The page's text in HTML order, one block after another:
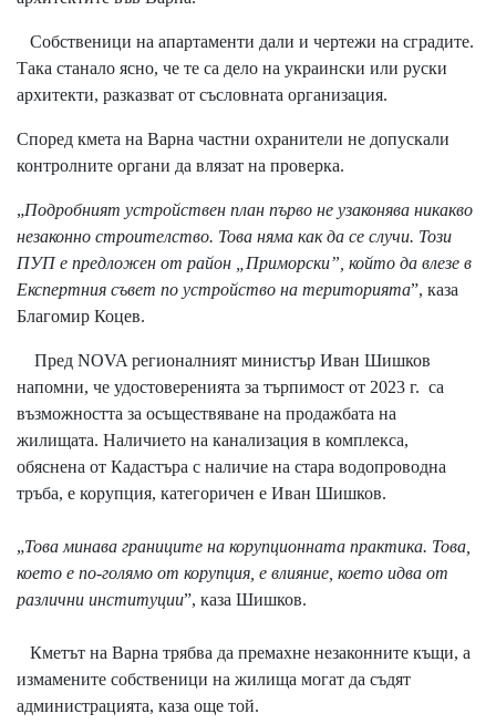
Собственици на апартаменти дали и чертежи на сградите.
Така станало ясно, че те са дело на украински или руски
архитекти, разказват от съсловната организация.
Според кмета на Варна частни охранители не допускали
контролните органи да влязат на проверка.
„Подробният устройствен план първо не узаконява никакво
незаконно строителство. Това няма как да се случи. Този
ПУП е предложен от район „Приморски”, който да влезе в
Експертния съвет по устройство на територията”, каза
Благомир Коцев.
Пред NOVA регионалният министър Иван Шишков
напомни, че удостоверенията за търпимост от 2023 г. са
възможността за осъществяване на продажбата на
жилищата. Наличието на канализация в комплекса,
обяснена от Кадастъра с наличие на стара водопроводна
тръба, е корупция, категоричен е Иван Шишков.
„Това минава границите на корупционната практика. Това,
което е по-голямо от корупция, е влияние, което идва от
различни институции”, каза Шишков.
Кметът на Варна трябва да премахне незаконните къщи, а
измамените собственици на жилища могат да съдят
администрацията, каза още той.